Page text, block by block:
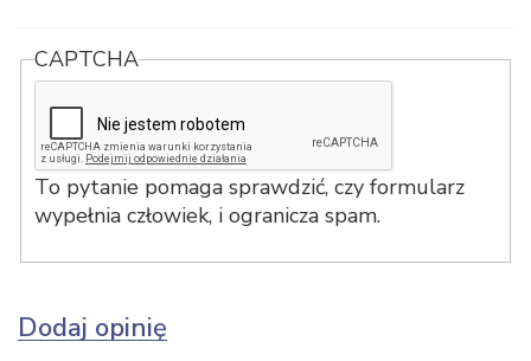
CAPTCHA
To pytanie pomaga sprawdzić, czy formularz
wypełnia człowiek, i ogranicza spam.
Dodaj opinię